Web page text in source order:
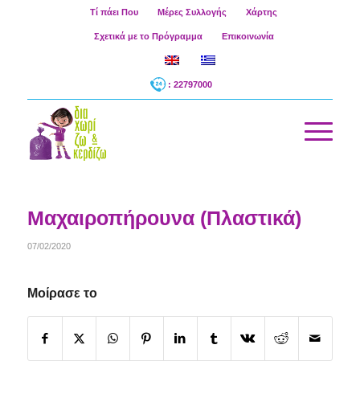
Τί πάει Που Μέρες Συλλογής Χάρτης
Σχετικά με το Πρόγραμμα Επικοινωνία
: 22797000
Μαχαιροπήρουνα (Πλαστικά)
07/02/2020
Μοίρασε το